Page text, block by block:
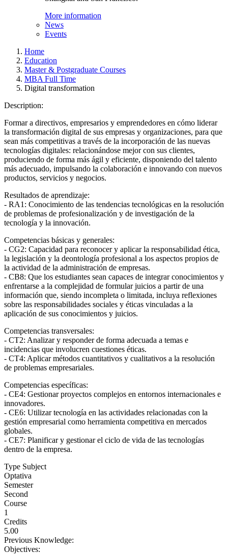
More information
News
Events
Home
Education
Master & Postgraduate Courses
MBA Full Time
Digital transformation
Description:
Formar a directivos, empresarios y emprendedores en cómo liderar
la transformación digital de sus empresas y organizaciones, para que
sean más competitivas a través de la incorporación de las nuevas
tecnologías digitales: relacionándose mejor con sus clientes,
produciendo de forma más ágil y eficiente, disponiendo del talento
más adecuado, impulsando la colaboración e innovando con nuevos
productos, servicios y negocios.
Resultados de aprendizaje:
- RA1: Conocimiento de las tendencias tecnológicas en la resolución
de problemas de profesionalización y de investigación de la
tecnología y la innovación.
Competencias básicas y generales:
- CG2: Capacidad para reconocer y aplicar la responsabilidad ética,
la legislación y la deontología profesional a los aspectos propios de
la actividad de la administración de empresas.
- CB8: Que los estudiantes sean capaces de integrar conocimientos y
enfrentarse a la complejidad de formular juicios a partir de una
información que, siendo incompleta o limitada, incluya reflexiones
sobre las responsabilidades sociales y éticas vinculadas a la
aplicación de sus conocimientos y juicios.
Competencias transversales:
- CT2: Analizar y responder de forma adecuada a temas e
incidencias que involucren cuestiones éticas.
- CT4: Aplicar métodos cuantitativos y cualitativos a la resolución
de problemas empresariales.
Competencias específicas:
- CE4: Gestionar proyectos complejos en entornos internacionales e
innovadores.
- CE6: Utilizar tecnología en las actividades relacionadas con la
gestión empresarial como herramienta competitiva en mercados
globales.
- CE7: Planificar y gestionar el ciclo de vida de las tecnologías
dentro de la empresa.
Type Subject
Optativa
Semester
Second
Course
1
Credits
5.00
Previous Knowledge:
Objectives: